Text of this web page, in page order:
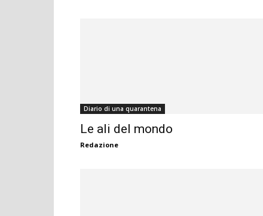
Diario di una quarantena
Le ali del mondo
Redazione